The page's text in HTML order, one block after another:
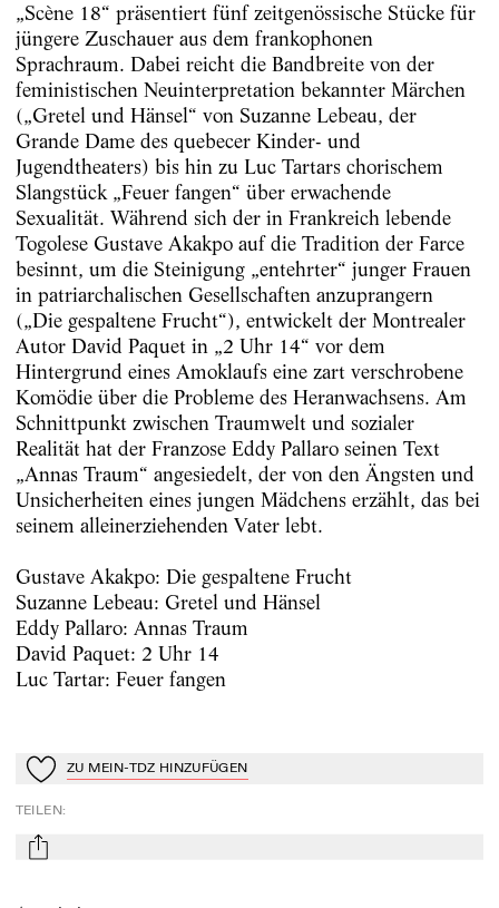
„Scène 18“ präsentiert fünf zeitgenössische Stücke für
jüngere Zuschauer aus dem frankophonen
Sprachraum. Dabei reicht die Bandbreite von der
feministischen Neuinterpretation bekannter Märchen
(„Gretel und Hänsel“ von Suzanne Lebeau, der
Grande Dame des quebecer Kinder- und
Jugendtheaters) bis hin zu Luc Tartars chorischem
Slangstück „Feuer fangen“ über erwachende
Sexualität. Während sich der in Frankreich lebende
Togolese Gustave Akakpo auf die Tradition der Farce
besinnt, um die Steinigung „entehrter“ junger Frauen
in patriarchalischen Gesellschaften anzuprangern
(„Die gespaltene Frucht“), entwickelt der Montrealer
Autor David Paquet in „2 Uhr 14“ vor dem
Hintergrund eines Amoklaufs eine zart verschrobene
Komödie über die Probleme des Heranwachsens. Am
Schnittpunkt zwischen Traumwelt und sozialer
Realität hat der Franzose Eddy Pallaro seinen Text
„Annas Traum“ angesiedelt, der von den Ängsten und
Unsicherheiten eines jungen Mädchens erzählt, das bei
seinem alleinerziehenden Vater lebt.
Gustave Akakpo: Die gespaltene Frucht
Suzanne Lebeau: Gretel und Hänsel
Eddy Pallaro: Annas Traum
David Paquet: 2 Uhr 14
Luc Tartar: Feuer fangen
Zu Mein-TdZ hinzufügen
ZU MEIN-TDZ HINZUFÜGEN
TEILEN:
mail